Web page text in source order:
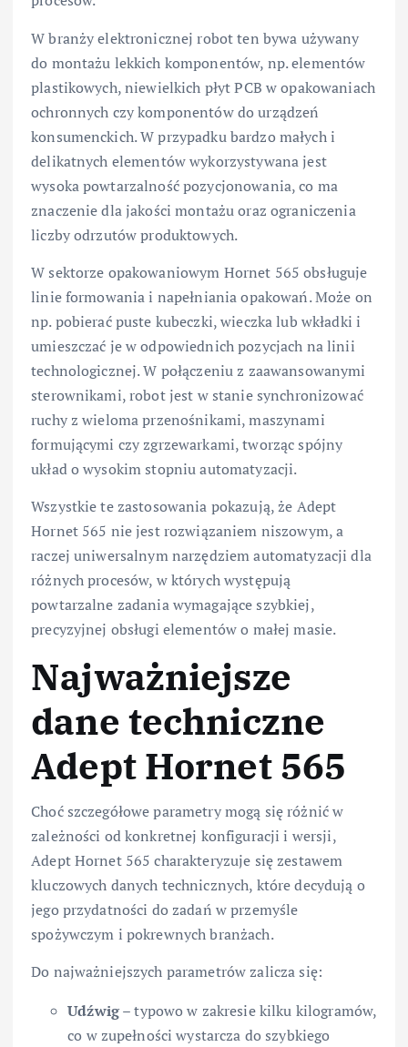
W branży elektronicznej robot ten bywa używany
do montażu lekkich komponentów, np. elementów
plastikowych, niewielkich płyt PCB w opakowaniach
ochronnych czy komponentów do urządzeń
konsumenckich. W przypadku bardzo małych i
delikatnych elementów wykorzystywana jest
wysoka powtarzalność pozycjonowania, co ma
znaczenie dla jakości montażu oraz ograniczenia
liczby odrzutów produktowych.
W sektorze opakowaniowym Hornet 565 obsługuje
linie formowania i napełniania opakowań. Może on
np. pobierać puste kubeczki, wieczka lub wkładki i
umieszczać je w odpowiednich pozycjach na linii
technologicznej. W połączeniu z zaawansowanymi
sterownikami, robot jest w stanie synchronizować
ruchy z wieloma przenośnikami, maszynami
formującymi czy zgrzewarkami, tworząc spójny
układ o wysokim stopniu automatyzacji.
Wszystkie te zastosowania pokazują, że Adept
Hornet 565 nie jest rozwiązaniem niszowym, a
raczej uniwersalnym narzędziem automatyzacji dla
różnych procesów, w których występują
powtarzalne zadania wymagające szybkiej,
precyzyjnej obsługi elementów o małej masie.
Najważniejsze
dane techniczne
Adept Hornet 565
Choć szczegółowe parametry mogą się różnić w
zależności od konkretnej konfiguracji i wersji,
Adept Hornet 565 charakteryzuje się zestawem
kluczowych danych technicznych, które decydują o
jego przydatności do zadań w przemyśle
spożywczym i pokrewnych branżach.
Do najważniejszych parametrów zalicza się:
Udźwig– typowo w zakresie kilku kilogramów,
co w zupełności wystarcza do szybkiego